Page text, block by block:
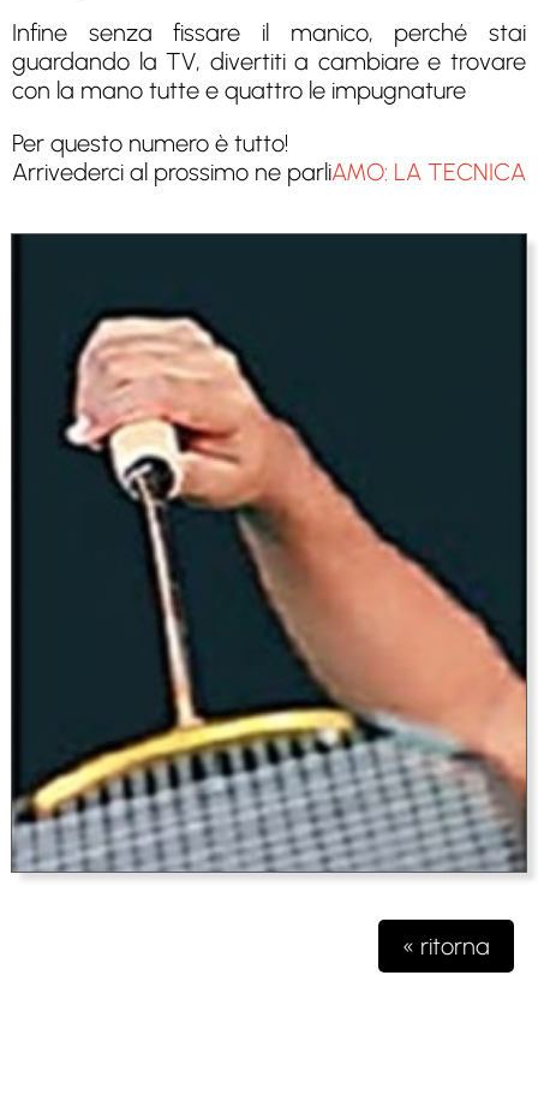
Infine senza fissare il manico, perché stai
guardando la TV, divertiti a cambiare e trovare
con la mano tutte e quattro le impugnature
Per questo numero è tutto!
Arrivederci al prossimo ne parliAMO: LA TECNICA
« ritorna